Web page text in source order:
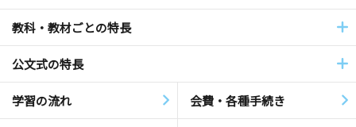
教科・教材ごとの特長
公文式の特長
学習の流れ 会費・各種手続き